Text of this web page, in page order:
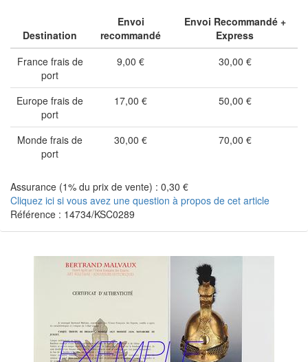
Destination
Envoi
recommandé
Envoi Recommandé +
Express
France frais de
port
9,00 € 30,00 €
Europe frais de
port
17,00 € 50,00 €
Monde frais de
port
30,00 € 70,00 €
Assurance (1% du prix de vente) : 0,30 €
Cliquez ici si vous avez une question à propos de cet article
Référence : 14734/KSC0289